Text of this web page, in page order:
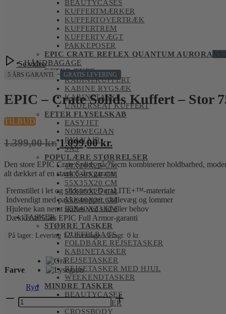
BEAUTYCASES
KUFFERTMÆRKER
KUFFERTOVERTRÆK
KUFFERTREM
KUFFERTVÆGT
PAKKEPOSER
EPIC CRATE REFLEX QUANTUM AURORA
HÅNDBAGAGE
EFTER TYPE
KABINEKUFFERT
KABINE RYGSÆK
KABINETASKE
UNDERSEAT KUFFERT
EFTER FLYSELSKAB
EASYJET
NORWEGIAN
RYANAIR
SAS
POPULÆRE STØRRELSER
40X20X25 CM
40X30X20 CM
55X35X20 CM
55X35X25 CM
55X40X20 CM
55X40X23 CM
TASKER
STØRRE TASKER
DUFFELBAGS
FOLDBARE REJSETASKER
KABINETASKER
REJSETASKER
REJSETASKER MED HJUL
WEEKENDTASKER
MINDRE TASKER
BEAUTYCASES
BÆLTETASKER
CROSSBODY
Se video
5 ÅRS GARANTI GRATIS LEVERING
EPIC – Crate Solids Kuffert – Stor
TILBUD
1.399,00kr. Den
oprindelige
pris
var:
1.399,00 kr..
1.099,00kr.
aktuelle
pris
er:
1.099,00 kr..
Den store EPIC Crate Solids på 75 cm kombinerer holdbarhed,
alt dækket af en stærk 5-års garanti.
Fremstillet i let og slidstærkt DuraLITE+™-materiale
Indvendigt med pakkestropper, skillevæg og lommer
Hjulene kan nemt skiftes ved slid eller behov
Dækket af 5 års EPIC Full Armor-garanti
På lager: Levering 1-2 hverdage – Fragt: 0 kr.
Farve
Ryd
EPIC
-